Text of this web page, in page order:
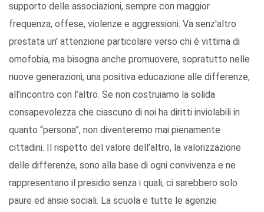
supporto delle associazioni, sempre con maggior
frequenza, offese, violenze e aggressioni. Va senz'altro
prestata un' attenzione particolare verso chi è vittima di
omofobia, ma bisogna anche promuovere, sopratutto nelle
nuove generazioni, una positiva educazione alle differenze,
all’incontro con l’altro. Se non costruiamo la solida
consapevolezza che ciascuno di noi ha diritti inviolabili in
quanto “persona”, non diventeremo mai pienamente
cittadini. Il rispetto del valore dell’altro, la valorizzazione
delle differenze, sono alla base di ogni convivenza e ne
rappresentano il presidio senza i quali, ci sarebbero solo
paure ed ansie sociali. La scuola e tutte le agenzie